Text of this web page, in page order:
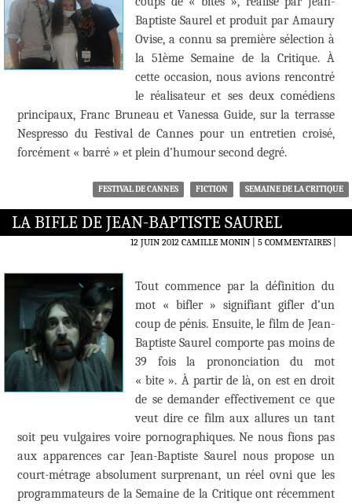
Baptiste Saurel et produit par Amaury
Ovise, a connu sa première sélection à
la 51ème Semaine de la Critique. À
cette occasion, nous avions rencontré
le réalisateur et ses deux comédiens
principaux, Franc Bruneau et Vanessa Guide, sur la terrasse
Nespresso du Festival de Cannes pour un entretien croisé,
forcément « barré » et plein d’humour second degré.
FESTIVAL DE CANNES FICTION SEMAINE DE LA CRITIQUE
LA BIFLE DE JEAN-BAPTISTE SAUREL
12 JUIN 2012 CAMILLE MONIN 5 COMMENTAIRES|
Tout commence par la définition du
mot « bifler » signifiant gifler d’un
coup de pénis. Ensuite, le film de Jean-
Baptiste Saurel comporte pas moins de
39 fois la prononciation du mot
« bite ». À partir de là, on est en droit
de se demander effectivement ce que
veut dire ce film aux allures un tant
soit peu vulgaires voire pornographiques. Ne nous fions pas
aux apparences car Jean-Baptiste Saurel nous propose un
court-métrage absolument surprenant, un réel ovni que les
programmateurs de la Semaine de la Critique ont récemment